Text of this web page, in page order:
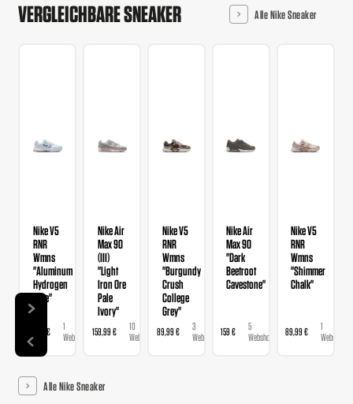
VERGLEICHBARE SNEAKER Alle Nike Sneaker
Nike V5
RNR
Wmns
"Aluminum
Hydrogen
Blue"
89,99 €
1
Webshop
Nike Air
Max 90
(III)
"Light
Iron Ore
Pale
Ivory"
159,99 €
10
Webshops
Nike V5
RNR
Wmns
"Burgundy
Crush
College
Grey"
89,99 €
3
Webshops
Nike Air
Max 90
"Dark
Beetroot
Cavestone"
159 €
5
Webshops
Nike V5
RNR
Wmns
"Shimmer
Chalk"
89,99 €
1
Webshop
Alle Nike Sneaker